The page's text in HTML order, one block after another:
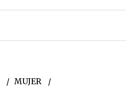
MUJER